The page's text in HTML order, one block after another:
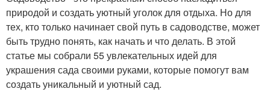
природой и создать уютный уголок для отдыха. Но для
тех, кто только начинает свой путь в садоводстве, может
быть трудно понять, как начать и что делать. В этой
статье мы собрали 55 увлекательных идей для
украшения сада своими руками, которые помогут вам
создать уникальный и уютный сад.